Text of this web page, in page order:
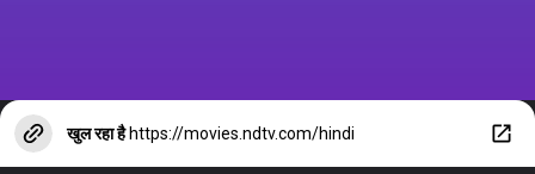
खुल रहा है https://movies.ndtv.com/hindi